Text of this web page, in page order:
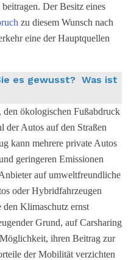
Der Besitz eines
zu diesem Wunsch nach
eine der Hauptquellen
es gewusst? Was ist
ökologischen Fußabdruck
der Autos auf den Straßen
kann mehrere private Autos
geringeren Emissionen
auf umweltfreundliche
oder Hybridfahrzeugen
den Klimaschutz ernst
Grund, auf Carsharing
ihren Beitrag zur
der Mobilität verzichten